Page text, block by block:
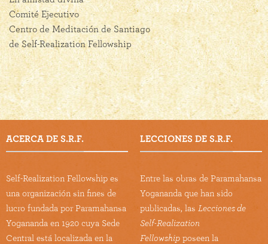
Comité Ejecutivo
Centro de Meditación de Santiago
deSelf-Realization Fellowship
ACERCA DE S.R.F.
Self-Realization Fellowship es
una organización sin fines de
lucro fundada por Paramahansa
Yogananda en 1920 cuya Sede
Central está localizada en la
LECCIONES DE S.R.F.
Entre las obras de Paramahansa
Yogananda que han sido
publicadas, las Lecciones de
Self-Realization
Fellowship poseen la